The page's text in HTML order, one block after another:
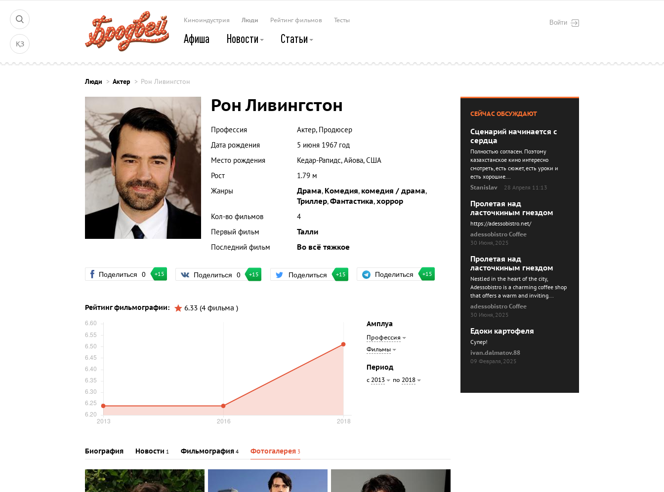
ҚЗ
Войти
Киноиндустрия Люди Рейтинг фильмов Тесты
Афиша Новости Статьи
Люди Актер Рон Ливингстон
Рон Ливингстон
Профессия
Актер, Продюсер
Дата рождения
5 июня 1967 год
Место рождения
Кедар-Рапидс, Айова, США
Рост
1.79 м
Жанры
Драма, Комедия, комедия / драма,
Триллер,Фантастика,хоррор
Кол-во фильмов
4
Первый фильм
Талли
Последний фильм
Во всё тяжкое
Поделиться 0 +15 Поделиться 0 +15 Поделиться +15 Поделиться +15
Рейтинг фильмографии:
6.33 (4 фильма )
Амплуа
Профессия
Фильмы
Период
с 2013 по 2018
Биография Новости 1 Фильмография 4 Фотогалерея 3
СЕЙЧАС ОБСУЖДАЮТ
Сценарий начинается с
сердца
Полностью согласен. Поэтому
казахстанское кино интересно
смотреть, есть сюжет, есть уроки и
есть хорошие...
Stanislav
28 Апреля 11:13
Пролетая над
ласточкиным гнездом
https://adessobistro.net/
adessobistro Coffee
30 Июня, 2025
Пролетая над
ласточкиным гнездом
Nestled in the heart of the city,
Adessobistro is a charming coffee shop
that offers a warm and inviting...
adessobistro Coffee
30 Июня, 2025
Едоки картофеля
Cупер!
ivan.dalmatov.88
09 Февраля, 2025